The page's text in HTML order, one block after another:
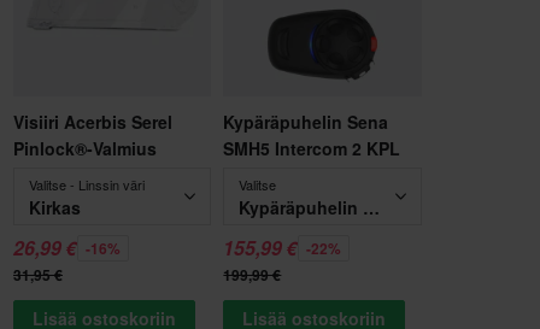
Visiiri Acerbis Serel
Pinlock®-Valmius
Valitse - Linssin väri
Kirkas
26,99 € -16%
31,95 €
Lisää ostoskoriin
Kypäräpuhelin Sena
SMH5 Intercom 2 KPL
Valitse
Kypäräpuhelin Sena SMH5 Intercom 2 KPL
155,99 € -22%
199,99 €
Lisää ostoskoriin